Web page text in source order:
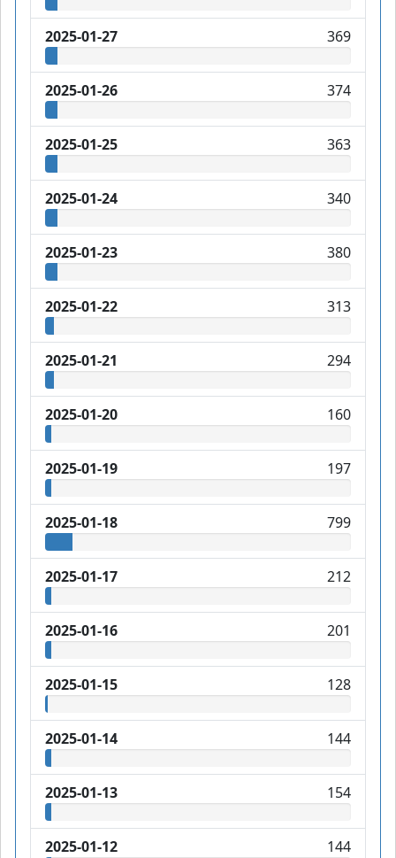
2025-01-27 369
2025-01-26 374
2025-01-25 363
2025-01-24 340
2025-01-23 380
2025-01-22 313
2025-01-21 294
2025-01-20 160
2025-01-19 197
2025-01-18 799
2025-01-17 212
2025-01-16 201
2025-01-15 128
2025-01-14 144
2025-01-13 154
2025-01-12 144